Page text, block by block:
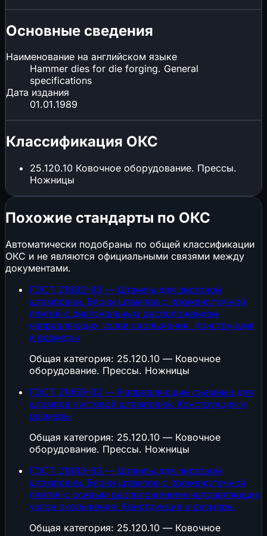
Основные сведения
Наименование на английском языке
Hammer dies for die forging. General
specifications
Дата издания
01.01.1989
Классификация ОКС
25.120.10 Ковочное оборудование. Прессы.
Ножницы
Похожие стандарты по ОКС
Автоматически подобраны по общей классификации
ОКС и не являются официальными связями между
документами.
ГОСТ 21882-83 — Штампы для листовой
штамповки. Блоки штампов с промежуточной
плитой с диагональным расположением
направляющих узлов скольжения. Конструкция
и размеры
Общая категория: 25.120.10 — Ковочное
оборудование. Прессы. Ножницы
ГОСТ 21459-82 — Направляющие съемные для
штампов листовой штамповки. Конструкция и
размеры
Общая категория: 25.120.10 — Ковочное
оборудование. Прессы. Ножницы
ГОСТ 21883-83 — Штампы для листовой
штамповки. Блоки штампов с промежуточной
плитой с осевым расположением направляющих
узлов скольжения. Конструкция и размеры
Общая категория: 25.120.10 — Ковочное